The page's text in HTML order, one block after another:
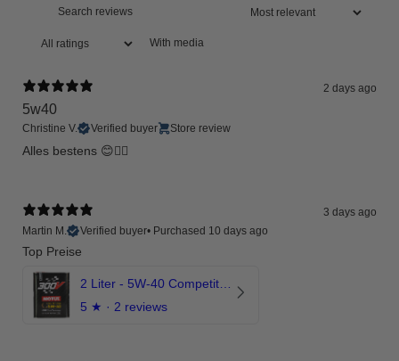
With media
2 days ago
5w40
Christine V. Verified buyer Store review
Alles bestens 😊👍🏻
3 days ago
Martin M.
Verified buyer• Purchased 10 days ago
Top Preise
5 ★ · 2 reviews